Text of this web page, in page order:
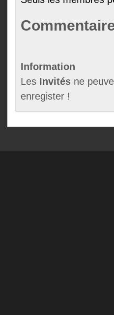
Information
Les Invités ne
enregister !